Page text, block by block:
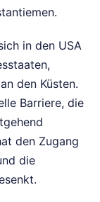
in den USA
den Küsten.
Barriere, die
den Zugang
die